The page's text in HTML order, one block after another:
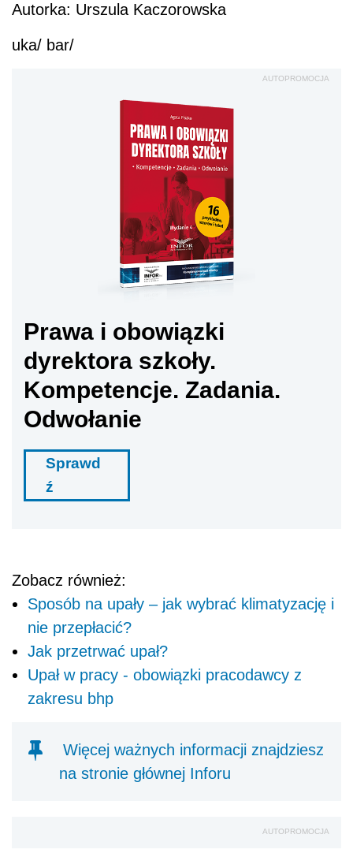
Autorka: Urszula Kaczorowska
uka/ bar/
AUTOPROMOCJA
Prawa i obowiązki
dyrektora szkoły.
Kompetencje. Zadania.
Odwołanie
Sprawd
ź
Zobacz również:
Sposób na upały – jak wybrać klimatyzację i
nie przepłacić?
Jak przetrwać upał?
Upał w pracy - obowiązki pracodawcy z
zakresu bhp
Więcej ważnych informacji znajdziesz
na stronie głównej Inforu
AUTOPROMOCJA